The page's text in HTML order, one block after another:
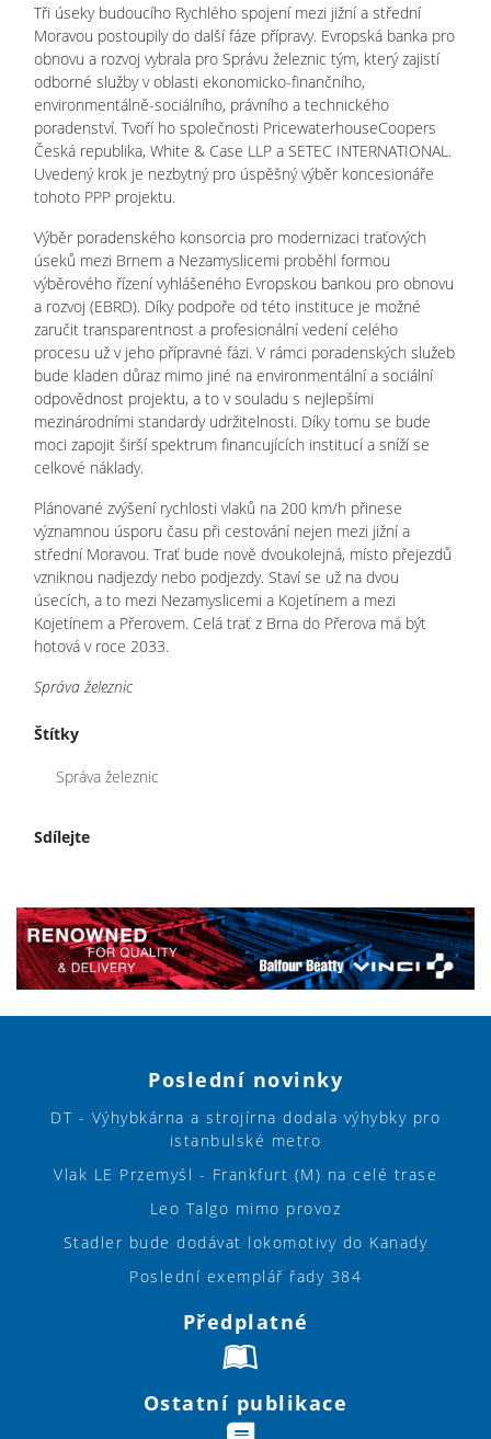
Tři úseky budoucího Rychlého spojení mezi jižní a střední
Moravou postoupily do další fáze přípravy. Evropská banka pro
obnovu a rozvoj vybrala pro Správu železnic tým, který zajistí
odborné služby v oblasti ekonomicko-finančního,
environmentálně-sociálního, právního a technického
poradenství. Tvoří ho společnosti PricewaterhouseCoopers
Česká republika, White & Case LLP a SETEC INTERNATIONAL.
Uvedený krok je nezbytný pro úspěšný výběr koncesionáře
tohoto PPP projektu.
Výběr poradenského konsorcia pro modernizaci traťových
úseků mezi Brnem a Nezamyslicemi proběhl formou
výběrového řízení vyhlášeného Evropskou bankou pro obnovu
a rozvoj (EBRD). Díky podpoře od této instituce je možné
zaručit transparentnost a profesionální vedení celého
procesu už v jeho přípravné fázi. V rámci poradenských služeb
bude kladen důraz mimo jiné na environmentální a sociální
odpovědnost projektu, a to v souladu s nejlepšími
mezinárodními standardy udržitelnosti. Díky tomu se bude
moci zapojit širší spektrum financujících institucí a sníží se
celkové náklady.
Plánované zvýšení rychlosti vlaků na 200 km/h přinese
významnou úsporu času při cestování nejen mezi jižní a
střední Moravou. Trať bude nově dvoukolejná, místo přejezdů
vzniknou nadjezdy nebo podjezdy. Staví se už na dvou
úsecích, a to mezi Nezamyslicemi a Kojetínem a mezi
Kojetínem a Přerovem. Celá trať z Brna do Přerova má být
hotová v roce 2033.
Správa železnic
Štítky
Správa železnic
Sdílejte
Poslední novinky
DT - Výhybkárna a strojírna dodala výhybky pro
istanbulské metro
Vlak LE Przemyśl - Frankfurt (M) na celé trase
Leo Talgo mimo provoz
Stadler bude dodávat lokomotivy do Kanady
Poslední exemplář řady 384
Předplatné
Ostatní publikace